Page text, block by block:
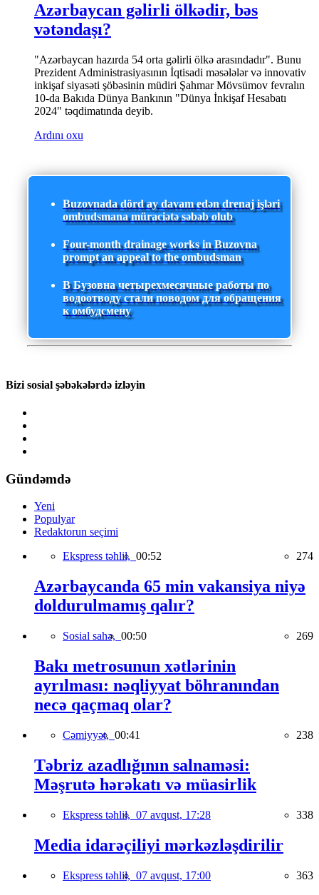
Azərbaycan gəlirli ölkədir, bəs
vətəndaşı?
"Azərbaycan hazırda 54 orta gəlirli ölkə arasındadır". Bunu
Prezident Administrasiyasının İqtisadi məsələlər və innovativ
inkişaf siyasəti şöbəsinin müdiri Şahmar Mövsümov fevralın
10-da Bakıda Dünya Bankının "Dünya İnkişaf Hesabatı
2024" təqdimatında deyib.
Ardını oxu
Buzovnada dörd ay davam edən drenaj işləri
ombudsmana müraciətə səbəb olub
Four-month drainage works in Buzovna
prompt an appeal to the ombudsman
В Бузовна четырехмесячные работы по
водоотводу стали поводом для обращения
к омбудсмену
Bizi sosial şəbəkələrdə izləyin
Gündəmdə
Yeni
Populyar
Redaktorun seçimi
Ekspress təhlil, 00:52 274
Azərbaycanda 65 min vakansiya niyə
doldurulmamış qalır?
Sosial sahə, 00:50 269
Bakı metrosunun xətlərinin
ayrılması: nəqliyyat böhranından
necə qaçmaq olar?
Cəmiyyət, 00:41 238
Təbriz azadlığının salnaməsi:
Məşrutə hərəkatı və müasirlik
Ekspress təhlil, 07 avqust, 17:28 338
Media idarəçiliyi mərkəzləşdirilir
Ekspress təhlil, 07 avqust, 17:00 363